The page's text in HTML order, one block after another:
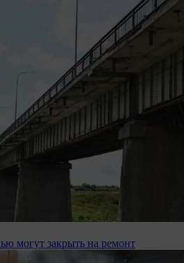
могут закрыть на ремонт